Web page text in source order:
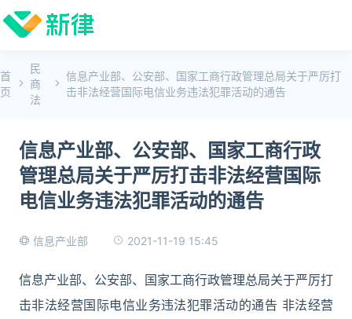
首
页
民
商
法
信息产业部、公安部、国家工商行政管理总局关于严厉打
击非法经营国际电信业务违法犯罪活动的通告
信息产业部、公安部、国家工商行政
管理总局关于严厉打击非法经营国际
电信业务违法犯罪活动的通告
信息产业部 2021-11-19 15:45
信息产业部、公安部、国家工商行政管理总局关于严厉打
击非法经营国际电信业务违法犯罪活动的通告 非法经营